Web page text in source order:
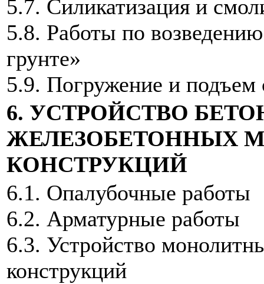
5.7. Силикатизация и
5.8. Работы по
грунте»
5.9. Погружение и
6. УСТРОЙСТВО
ЖЕЛЕЗОБЕТОННЫХ
КОНСТРУКЦИЙ
6.1. Опалубочные работы
6.2. Арматурные работы
6.3. Устройство
конструкций